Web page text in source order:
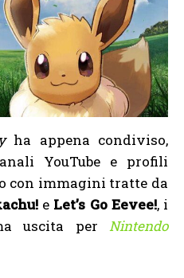
ha appena condiviso,
YouTube e profili
con immagini tratte da
e Let’s Go Eevee!, i
uscita per Nintendo